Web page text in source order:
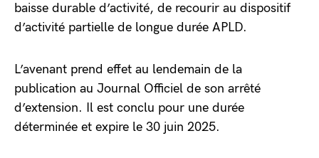
baisse durable d’activité, de recourir au dispositif
d’activité partielle de longue durée APLD.
L’avenant prend effet au lendemain de la
publication au Journal Officiel de son arrêté
d’extension. Il est conclu pour une durée
déterminée et expire le 30 juin 2025.